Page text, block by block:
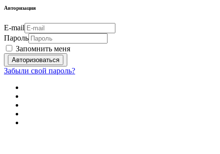
Авторизация
E-mail
Пароль
Запомнить меня
Забыли свой пароль?